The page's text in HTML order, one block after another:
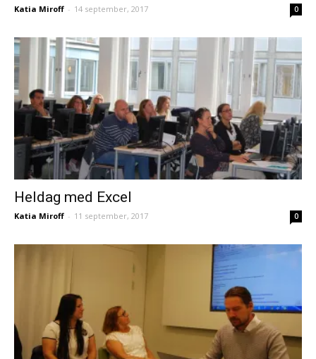
Katia Miroff - 14 september, 2017 0
Heldag med Excel
Katia Miroff - 11 september, 2017 0